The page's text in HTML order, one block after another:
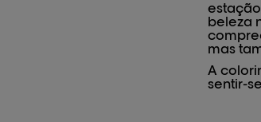
beleza
mas
A
sentir-